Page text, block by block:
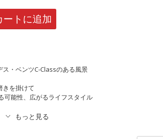
ートに追加
・ベンツC-Classのある風景
を掛けて
能性、広がるライフスタイル